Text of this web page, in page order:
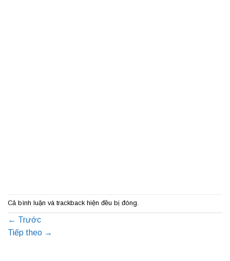
Cả bình luận và trackback hiện đều bị đóng.
← Trước
Tiếp theo →